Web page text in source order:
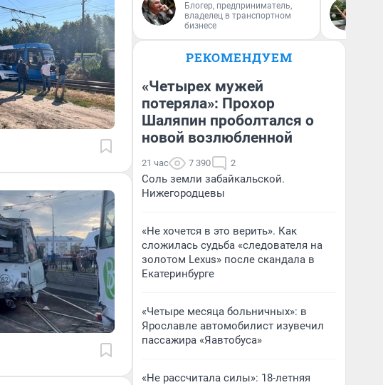
Блогер, предприниматель,
владелец в транспортном
бизнесе
РЕКОМЕНДУЕМ
«Четырех мужей
потеряла»: Прохор
Шаляпин проболтался о
новой возлюбленной
21 час 7 390 2
Соль земли забайкальской.
Нижегородцевы
«Не хочется в это верить». Как
сложилась судьба «следователя на
золотом Lexus» после скандала в
Екатеринбурге
«Четыре месяца больничных»: в
Ярославле автомобилист изувечил
пассажира «Яавтобуса»
«Не рассчитала силы»: 18-летняя